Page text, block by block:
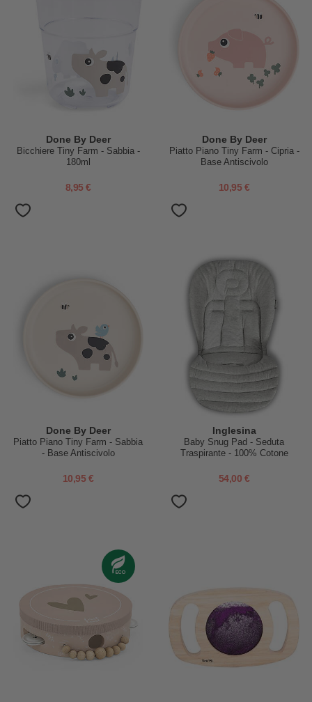
Done By Deer
Bicchiere Tiny Farm - Sabbia -
180ml
8,95 €
Done By Deer
Piatto Piano Tiny Farm - Cipria -
Base Antiscivolo
10,95 €
Done By Deer
Piatto Piano Tiny Farm - Sabbia
- Base Antiscivolo
10,95 €
Inglesina
Baby Snug Pad - Seduta
Traspirante - 100% Cotone
54,00 €